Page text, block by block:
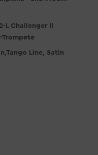
L Challenger II
Trompete
Line, Satin